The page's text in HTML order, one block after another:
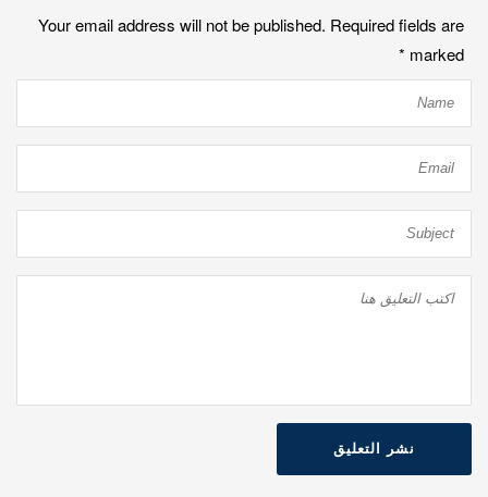
Your email address will not be published. Required fields are
marked
*
نشر التعليق